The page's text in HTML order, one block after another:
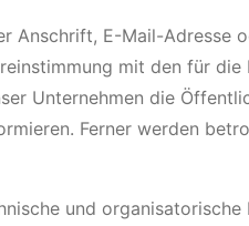
Anschrift, E-Mail-Adresse
mit den für die
Unternehmen die
Ferner werden
und